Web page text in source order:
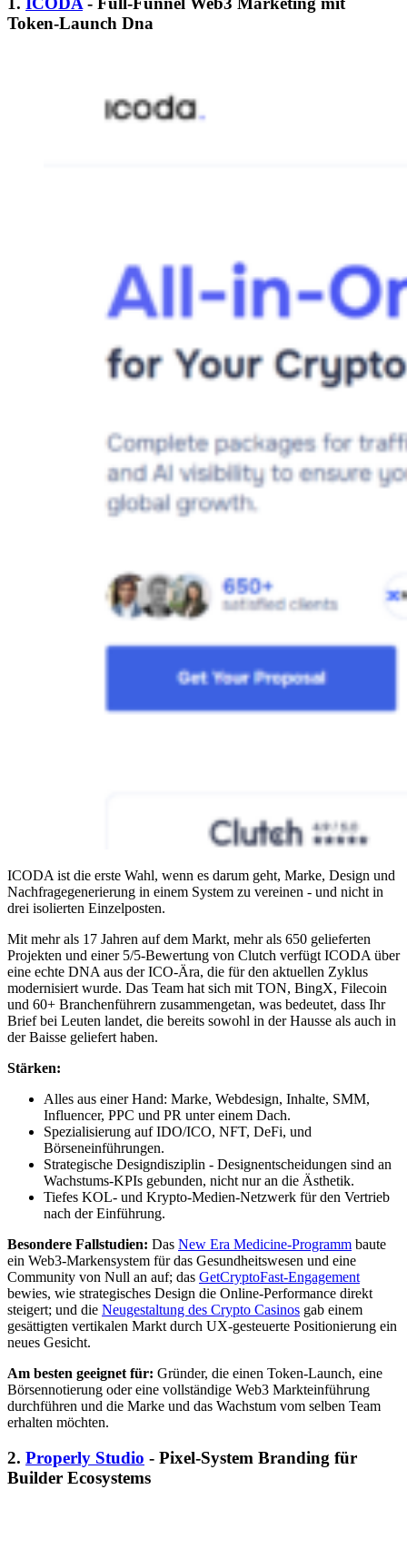
Token-Launch Dna
ICODA ist die erste Wahl, wenn es darum geht, Marke, Design und
Nachfragegenerierung in einem System zu vereinen - und nicht in
drei isolierten Einzelposten.
Mit mehr als 17 Jahren auf dem Markt, mehr als 650 gelieferten
Projekten und einer 5/5-Bewertung von Clutch verfügt ICODA über
eine echte DNA aus der ICO-Ära, die für den aktuellen Zyklus
modernisiert wurde. Das Team hat sich mit TON, BingX, Filecoin
und 60+ Branchenführern zusammengetan, was bedeutet, dass Ihr
Brief bei Leuten landet, die bereits sowohl in der Hausse als auch in
der Baisse geliefert haben.
Stärken:
Alles aus einer Hand: Marke, Webdesign, Inhalte, SMM,
Influencer, PPC und PR unter einem Dach.
Spezialisierung auf IDO/ICO, NFT, DeFi, und
Börseneinführungen.
Strategische Designdisziplin - Designentscheidungen sind an
Wachstums-KPIs gebunden, nicht nur an die Ästhetik.
Tiefes KOL- und Krypto-Medien-Netzwerk für den Vertrieb
nach der Einführung.
Besondere Fallstudien: Das New Era Medicine-Programm baute
ein Web3-Markensystem für das Gesundheitswesen und eine
Community von Null an auf; das GetCryptoFast-Engagement
bewies, wie strategisches Design die Online-Performance direkt
steigert; und die Neugestaltung des Crypto Casinos gab einem
gesättigten vertikalen Markt durch UX-gesteuerte Positionierung ein
neues Gesicht.
Am besten geeignet für: Gründer, die einen Token-Launch, eine
Börsennotierung oder eine vollständige Web3 Markteinführung
durchführen und die Marke und das Wachstum vom selben Team
erhalten möchten.
2. Properly Studio - Pixel-System Branding für
Builder Ecosystems